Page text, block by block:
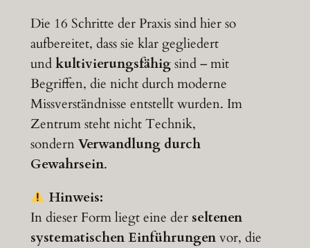
Die 16 Schritte der Praxis sind hier so
aufbereitet, dass sie klar gegliedert
undkultivierungsfähigsind – mit
Begriffen, die nicht durch moderne
Missverständnisse entstellt wurden. Im
Zentrum steht nicht Technik,
sondernVerwandlung durch
Gewahrsein.
Hinweis:
In dieser Form liegt eine der seltenen
systematischen Einführungenvor, die